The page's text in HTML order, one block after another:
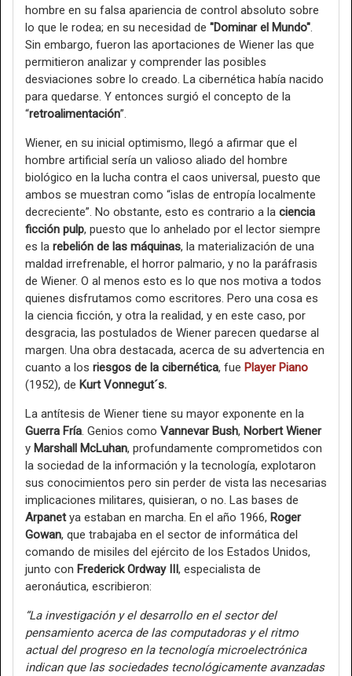
hombre en su falsa apariencia de control absoluto sobre
lo que le rodea; en su necesidad de "Dominar el Mundo".
Sin embargo, fueron las aportaciones de Wiener las que
permitieron analizar y comprender las posibles
desviaciones sobre lo creado. La cibernética había nacido
para quedarse. Y entonces surgió el concepto de la
“retroalimentación”.
Wiener, en su inicial optimismo, llegó a afirmar que el
hombre artificial sería un valioso aliado del hombre
biológico en la lucha contra el caos universal, puesto que
ambos se muestran como “islas de entropía localmente
decreciente”. No obstante, esto es contrario a la ciencia
ficción pulp, puesto que lo anhelado por el lector siempre
es la rebelión de las máquinas, la materialización de una
maldad irrefrenable, el horror palmario, y no la paráfrasis
de Wiener. O al menos esto es lo que nos motiva a todos
quienes disfrutamos como escritores. Pero una cosa es
la ciencia ficción, y otra la realidad, y en este caso, por
desgracia, las postulados de Wiener parecen quedarse al
margen. Una obra destacada, acerca de su advertencia en
cuanto a los riesgos de la cibernética, fue Player Piano
(1952), de Kurt Vonnegut´s.
La antítesis de Wiener tiene su mayor exponente en la
Guerra Fría. Genios como Vannevar Bush, Norbert Wiener
y Marshall McLuhan, profundamente comprometidos con
la sociedad de la información y la tecnología, explotaron
sus conocimientos pero sin perder de vista las necesarias
implicaciones militares, quisieran, o no. Las bases de
Arpanetya estaban en marcha. En el año 1966, Roger
Gowan, que trabajaba en el sector de informática del
comando de misiles del ejército de los Estados Unidos,
junto con Frederick Ordway III, especialista de
aeronáutica, escribieron:
“La investigación y el desarrollo en el sector del
pensamiento acerca de las computadoras y el ritmo
actual del progreso en la tecnología microelectrónica
indican que las sociedades tecnológicamente avanzadas